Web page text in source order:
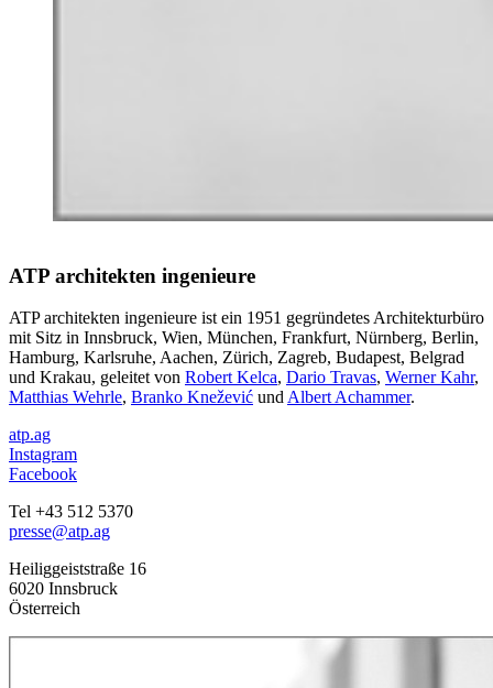
ATP architekten ingenieure
ATP architekten ingenieure ist ein 1951 gegründetes Architekturbüro
mit Sitz in Innsbruck, Wien, München, Frankfurt, Nürnberg, Berlin,
Hamburg, Karlsruhe, Aachen, Zürich, Zagreb, Budapest, Belgrad
und Krakau, geleitet von Robert Kelca, Dario Travas, Werner Kahr,
Matthias Wehrle, Branko Knežević undAlbert Achammer.
atp.ag
Instagram
Facebook
Tel +43 512 5370
presse@atp.ag
Heiliggeiststraße 16
6020 Innsbruck
Österreich